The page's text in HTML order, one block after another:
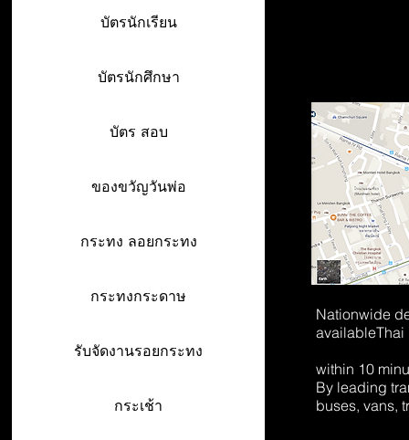
บัตรนักเรียน
บัตรนักศึกษา
บัตร สอบ
ของขวัญวันพ่อ
กระทง ลอยกระทง
กระทงกระดาษ
รับจัดงานรอยกระทง
กระเช้า
Nationwide
availableThai
within 10
By leading
buses, vans,